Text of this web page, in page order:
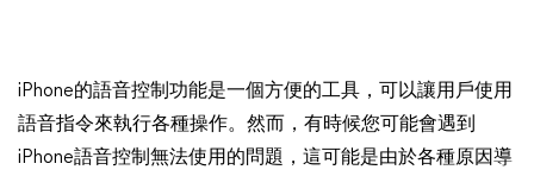
iPhone的語音控制功能是一個方便的工具，可以讓用戶使用
語音指令來執行各種操作。然而，有時候您可能會遇到
iPhone語音控制無法使用的問題，這可能是由於各種原因導